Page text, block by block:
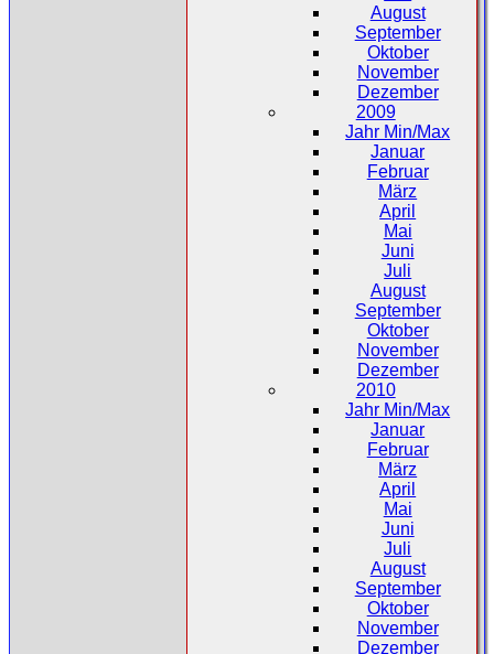
August
September
Oktober
November
Dezember
2009
Jahr Min/Max
Januar
Februar
März
April
Mai
Juni
Juli
August
September
Oktober
November
Dezember
2010
Jahr Min/Max
Januar
Februar
März
April
Mai
Juni
Juli
August
September
Oktober
November
Dezember